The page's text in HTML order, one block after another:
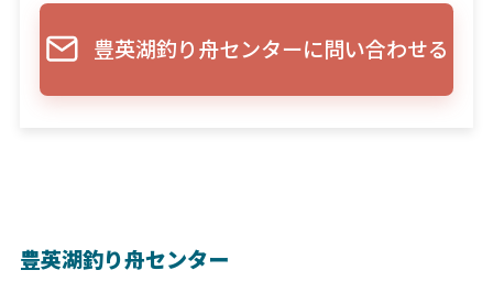
豊英湖釣り舟センターに問い合わせる
豊英湖釣り舟センター